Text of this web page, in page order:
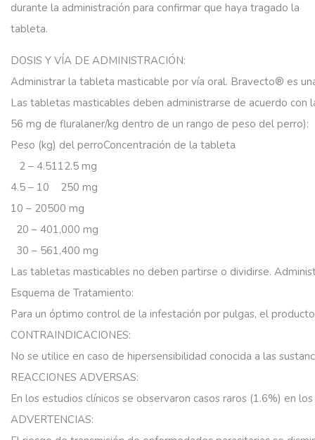
durante la administración para confirmar que haya tragado la
tableta.
DOSIS Y VÍA DE ADMINISTRACIÓN:
Administrar la tableta masticable por vía oral. Bravecto® es
Las tabletas masticables deben administrarse de acuerdo con
56 mg de fluralaner/kg dentro de un rango de peso del perro):
Peso (kg) del perroConcentración de la tableta
2 – 4.5112.5 mg
4.5 – 10
250 mg
10 – 20500 mg
20 – 401,000 mg
30 – 561,400 mg
Las tabletas masticables no deben partirse o dividirse.
Esquema de Tratamiento:
Para un óptimo control de la infestación por pulgas, el producto
CONTRAINDICACIONES:
No se utilice en caso de hipersensibilidad conocida a las
REACCIONES ADVERSAS:
En los estudios clínicos se observaron casos raros (1.6%) en los
ADVERTENCIAS: